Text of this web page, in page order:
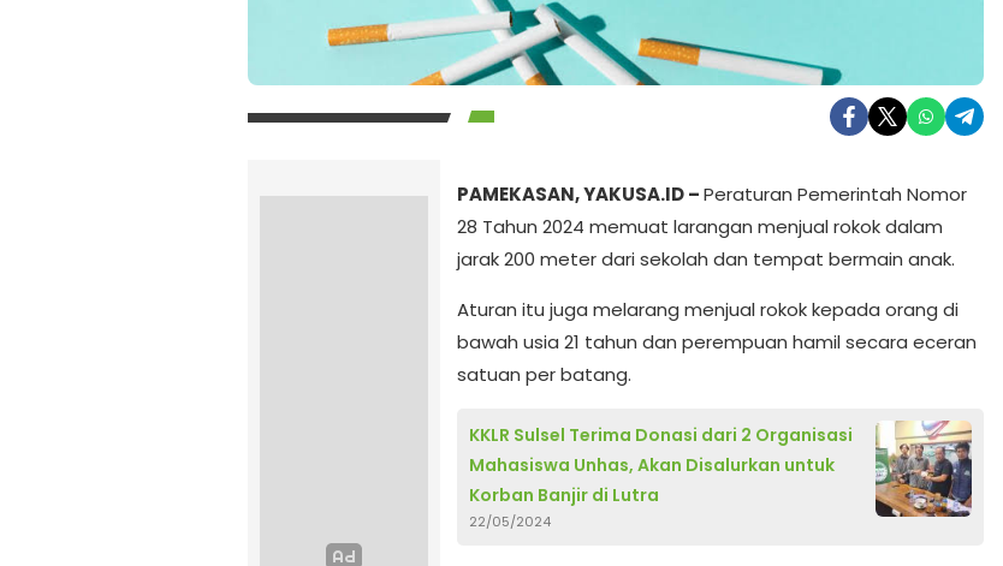
PAMEKASAN, YAKUSA.ID –Peraturan Pemerintah Nomor
28 Tahun 2024 memuat larangan menjual rokok dalam
jarak 200 meter dari sekolah dan tempat bermain anak.
Aturan itu juga melarang menjual rokok kepada orang di
bawah usia 21 tahun dan perempuan hamil secara eceran
satuan per batang.
KKLR Sulsel Terima Donasi dari 2 Organisasi
Mahasiswa Unhas, Akan Disalurkan untuk
Korban Banjir di Lutra
22/05/2024